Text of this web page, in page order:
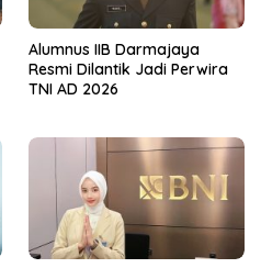
Alumnus IIB Darmajaya
Resmi Dilantik Jadi Perwira
TNI AD 2026